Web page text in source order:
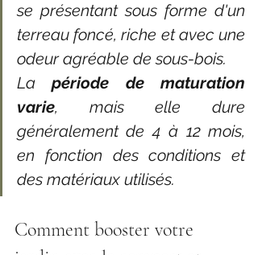
se présentant sous forme d'un
terreau foncé, riche et avec une
odeur agréable de sous-bois.
La période de maturation
varie, mais elle dure
généralement de 4 à 12 mois,
en fonction des conditions et
des matériaux utilisés.
Comment booster votre